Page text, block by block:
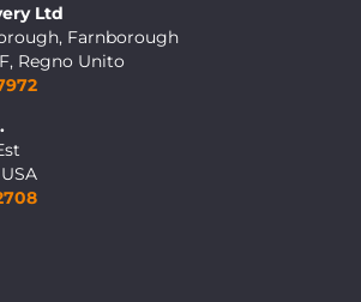
Ltd
Farnborough
Regno Unito